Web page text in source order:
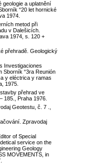
a uplatnění
“20 let hornické
1974.
metod při
v Dalešicích.
1974, s. 120 +
přehradě. Geologický
Investigaciones
Sborník “3ra Reunión
y eléctrica y ramas
1975.
přehrad ve
185., Praha 1976.
Geotestu, č. 7 .,
Zpravodaj
of Special
service on the
Geology
MOVEMENTS, in